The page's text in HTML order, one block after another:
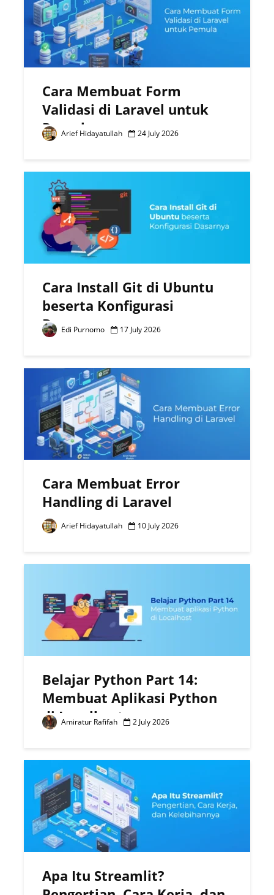
Cara Membuat Form
Validasi di Laravel untuk
Pemula
Arief Hidayatullah 24 July 2026
Cara Install Git di Ubuntu
beserta Konfigurasi
Dasarnya
Edi Purnomo 17 July 2026
Cara Membuat Error
Handling di Laravel
Arief Hidayatullah 10 July 2026
Belajar Python Part 14:
Membuat Aplikasi Python
di Localhost
Amiratur Rafifah 2 July 2026
Apa Itu Streamlit?